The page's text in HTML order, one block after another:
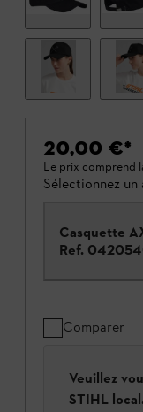
20,00 €*
Le prix comprend
Sélectionnez
Casquette
Ref.
Comparer
Veuillez
STIHL